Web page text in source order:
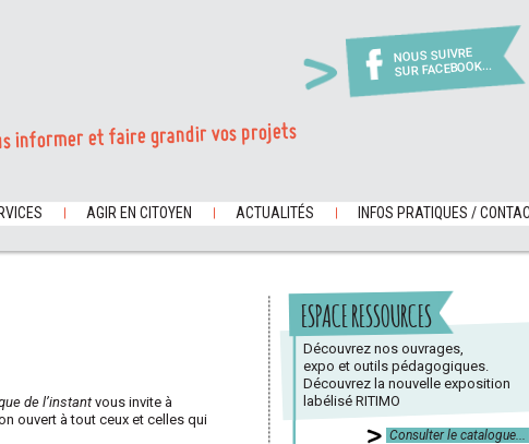
NOUS SUIVRE
SUR FACEBOOK...
informer et faire grandir vos projets
AGIR EN CITOYEN ACTUALITÉS INFOS PRATIQUES /
de l’instantvous invite à
ouvert à tout ceux et celles qui
ESPACE RESSOURCES
Découvrez nos ouvrages,
expo et outils pédagogiques.
Découvrez la nouvelle exposition
labélisé RITIMO
Consulter le catalogue...